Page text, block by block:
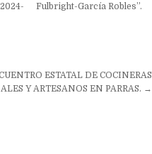
Fulbright-García Robles”.
ESTATAL DE COCINERAS
Y ARTESANOS EN PARRAS. →